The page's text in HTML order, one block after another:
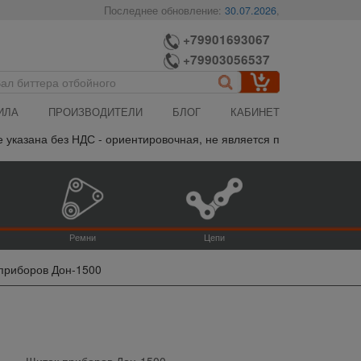
Последнее обновление:30.07.2026,
+79901693067
+79903056537
ПРОИЗВОДИТЕЛИ БЛОГ КАБИНЕТ
без НДС - ориентировочная, не является публичной
Ремни Цепи
Дон-1500